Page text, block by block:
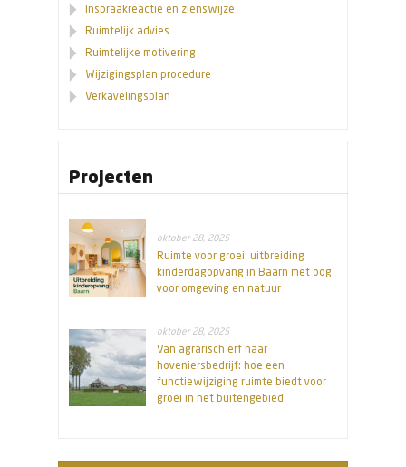
Inspraakreactie en zienswijze
Ruimtelijk advies
Ruimtelijke motivering
Wijzigingsplan procedure
Verkavelingsplan
Projecten
oktober 28, 2025
Ruimte voor groei: uitbreiding
kinderdagopvang in Baarn met oog
voor omgeving en natuur
oktober 28, 2025
Van agrarisch erf naar
hoveniersbedrijf: hoe een
functiewijziging ruimte biedt voor
groei in het buitengebied